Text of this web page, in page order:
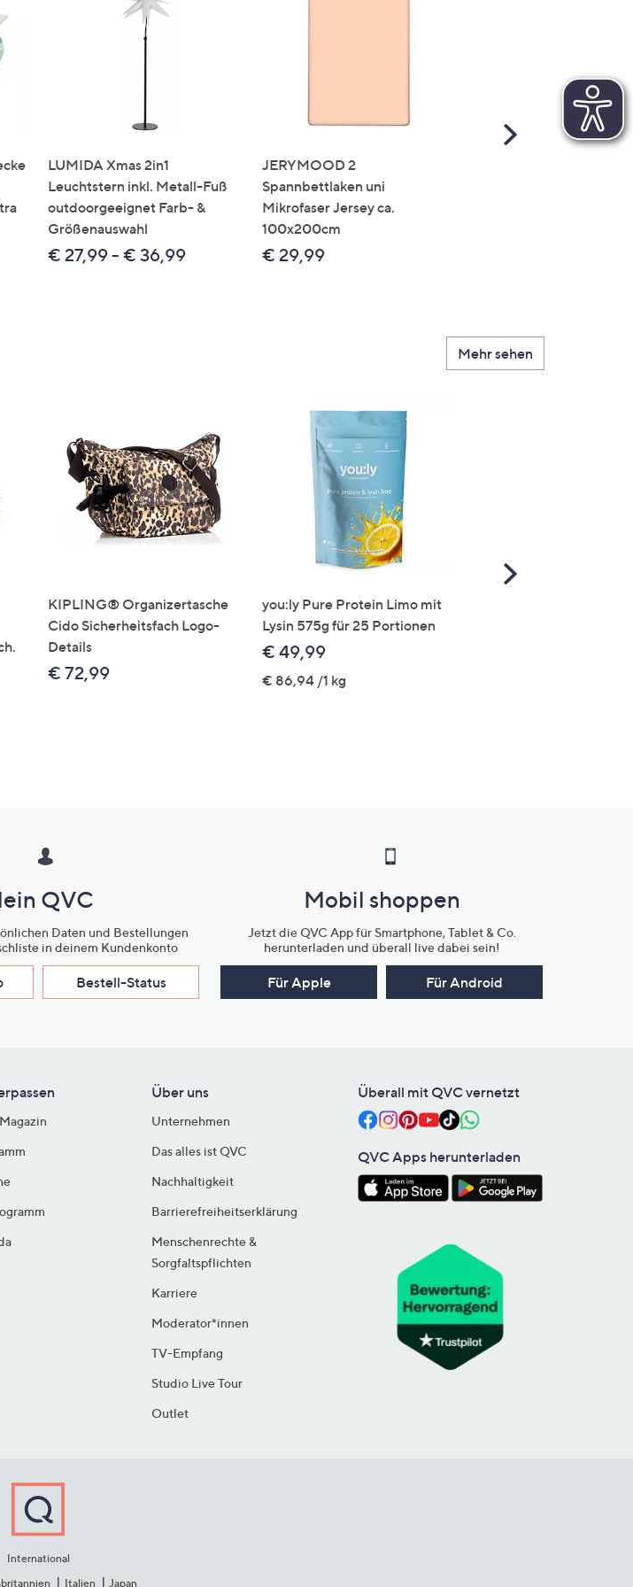
LUMIDA Xmas 2in1
Leuchtstern inkl. Metall-Fuß
outdoorgeeignet Farb- &
Größenauswahl
€ 27,99 - € 36,99
JERYMOOD 2
Spannbettlaken uni
Mikrofaser Jersey ca.
100x200cm
€ 29,99
Scroll
Mehr sehen
KIPLING® Organizertasche
Cido Sicherheitsfach Logo-
Details
€ 72,99
you:ly Pure Protein Limo mit
Lysin 575g für 25 Portionen
€ 49,99
€ 86,94 /1 kg
Scroll
QVC
Daten und Bestellungen
in deinem Kundenkonto
Bestell-Status
Mobil shoppen
Jetzt die QVC App für Smartphone, Tablet & Co.
herunterladen und überall live dabei sein!
Für Apple Für Android
Über uns
Unternehmen
Das alles ist QVC
Nachhaltigkeit
Barrierefreiheitserklärung
Menschenrechte &
Sorgfaltspflichten
Karriere
Moderator*innen
TV-Empfang
Studio Live Tour
Outlet
Überall mit QVC vernetzt
QVC Apps herunterladen
International
Italien Japan